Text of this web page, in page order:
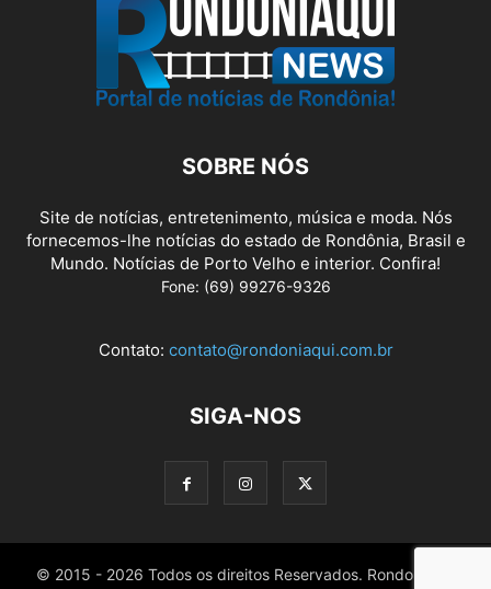
SOBRE NÓS
Site de notícias, entretenimento, música e moda. Nós
fornecemos-lhe notícias do estado de Rondônia, Brasil e
Mundo. Notícias de Porto Velho e interior. Confira!
Fone: (69) 99276-9326
Contato: contato@rondoniaqui.com.br
SIGA-NOS
© 2015 - 2026 Todos os direitos Reservados. Rondoniaqui